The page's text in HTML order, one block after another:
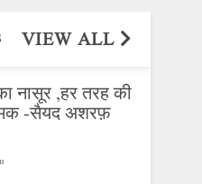
VIEW ALL
नासूर ,हर तरह की
-सैयद अशरफ़